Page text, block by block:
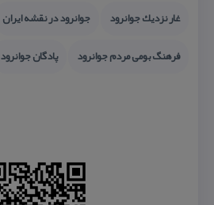
غار نزدیك جوانرود
جوانرود در نقشه ایران
فرهنگ بومی مردم جوانرود
پادگان جوانرود